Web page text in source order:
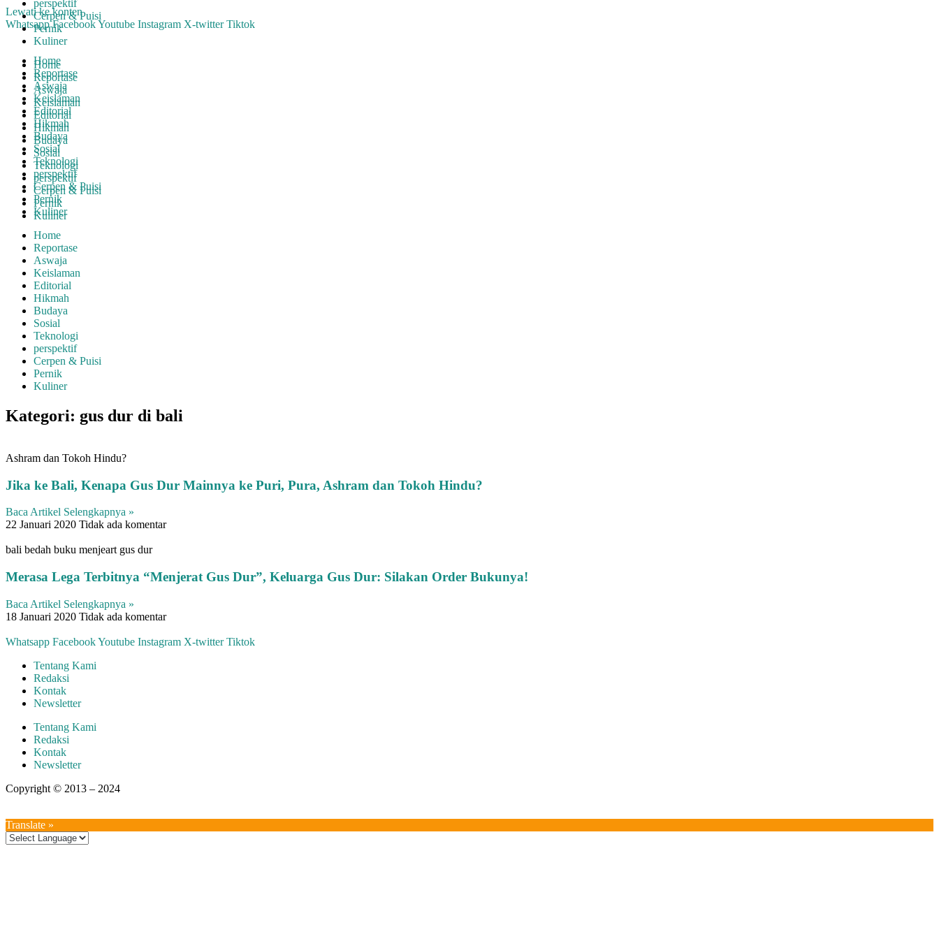
Lewati ke konten
Whatsapp FacebookYoutube Instagram X-twitter Tiktok
Home
Reportase
Aswaja
Keislaman
Editorial
Hikmah
Budaya
Sosial
Teknologi
perspektif
Cerpen & Puisi
Pernik
Kuliner
Home
Reportase
Aswaja
Keislaman
Editorial
Hikmah
Budaya
Sosial
Teknologi
perspektif
Cerpen & Puisi
Pernik
Kuliner
perspektif
Cerpen & Puisi
Pernik
Kuliner
Home
Reportase
Aswaja
Keislaman
Editorial
Hikmah
Budaya
Sosial
Teknologi
perspektif
Cerpen & Puisi
Pernik
Kuliner
Kategori: gus dur di bali
Ashram dan Tokoh Hindu?
Jika ke Bali, Kenapa Gus Dur Mainnya ke Puri, Pura, Ashram dan Tokoh Hindu?
Baca Artikel Selengkapnya »
22 Januari 2020 Tidak ada komentar
bali bedah buku menjeart gus dur
Merasa Lega Terbitnya “Menjerat Gus Dur”, Keluarga Gus Dur: Silakan Order Bukunya!
Baca Artikel Selengkapnya »
18 Januari 2020 Tidak ada komentar
Whatsapp FacebookYoutube Instagram X-twitter Tiktok
Tentang Kami
Redaksi
Kontak
Newsletter
Tentang Kami
Redaksi
Kontak
Newsletter
Copyright © 2013 – 2024
Translate »